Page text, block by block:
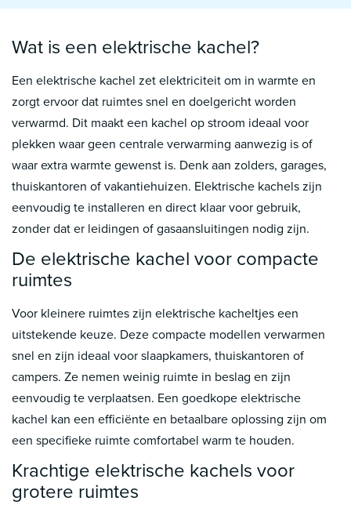
Wat is een elektrische kachel?
Een elektrische kachel zet elektriciteit om in warmte en
zorgt ervoor dat ruimtes snel en doelgericht worden
verwarmd. Dit maakt een kachel op stroom ideaal voor
plekken waar geen centrale verwarming aanwezig is of
waar extra warmte gewenst is. Denk aan zolders, garages,
thuiskantoren of vakantiehuizen. Elektrische kachels zijn
eenvoudig te installeren en direct klaar voor gebruik,
zonder dat er leidingen of gasaansluitingen nodig zijn.
De elektrische kachel voor compacte
ruimtes
Voor kleinere ruimtes zijn elektrische kacheltjes een
uitstekende keuze. Deze compacte modellen verwarmen
snel en zijn ideaal voor slaapkamers, thuiskantoren of
campers. Ze nemen weinig ruimte in beslag en zijn
eenvoudig te verplaatsen. Een goedkope elektrische
kachel kan een efficiënte en betaalbare oplossing zijn om
een specifieke ruimte comfortabel warm te houden.
Krachtige elektrische kachels voor
grotere ruimtes